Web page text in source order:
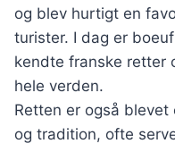
og blev hurtigt en
turister. I dag er
kendte franske retter
hele verden.
Retten er også
og tradition, ofte